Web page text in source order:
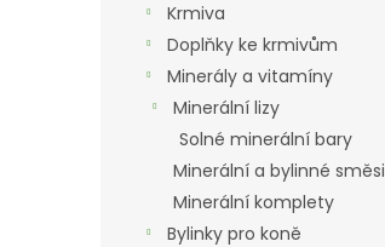
Krmiva
Doplňky ke krmivům
Minerály a vitamíny
Minerální lizy
Solné minerální bary
Minerální a bylinné směsi
Minerální komplety
Bylinky pro koně